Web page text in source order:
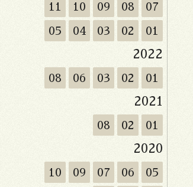
11 10 09 08 07
05 04 03 02 01
2022
08 06 03 02 01
2021
08 02 01
2020
10 09 07 06 05